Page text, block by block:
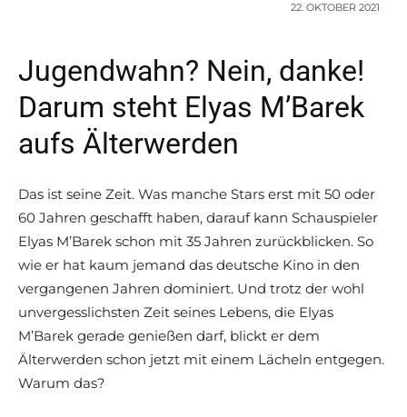
22. OKTOBER 2021
Jugendwahn? Nein, danke!
Darum steht Elyas M’Barek
aufs Älterwerden
Das ist seine Zeit. Was manche Stars erst mit 50 oder
60 Jahren geschafft haben, darauf kann Schauspieler
Elyas M’Barek schon mit 35 Jahren zurückblicken. So
wie er hat kaum jemand das deutsche Kino in den
vergangenen Jahren dominiert. Und trotz der wohl
unvergesslichsten Zeit seines Lebens, die Elyas
M’Barek gerade genießen darf, blickt er dem
Älterwerden schon jetzt mit einem Lächeln entgegen.
Warum das?